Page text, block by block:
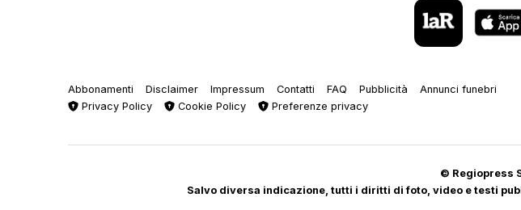
Abbonamenti Disclaimer Impressum Contatti FAQ Pubblicità
Annunci funebri
Privacy Policy
Cookie Policy Preferenze privacy
© Regiopress
Salvo diversa indicazione, tutti i diritti di foto, video e testi